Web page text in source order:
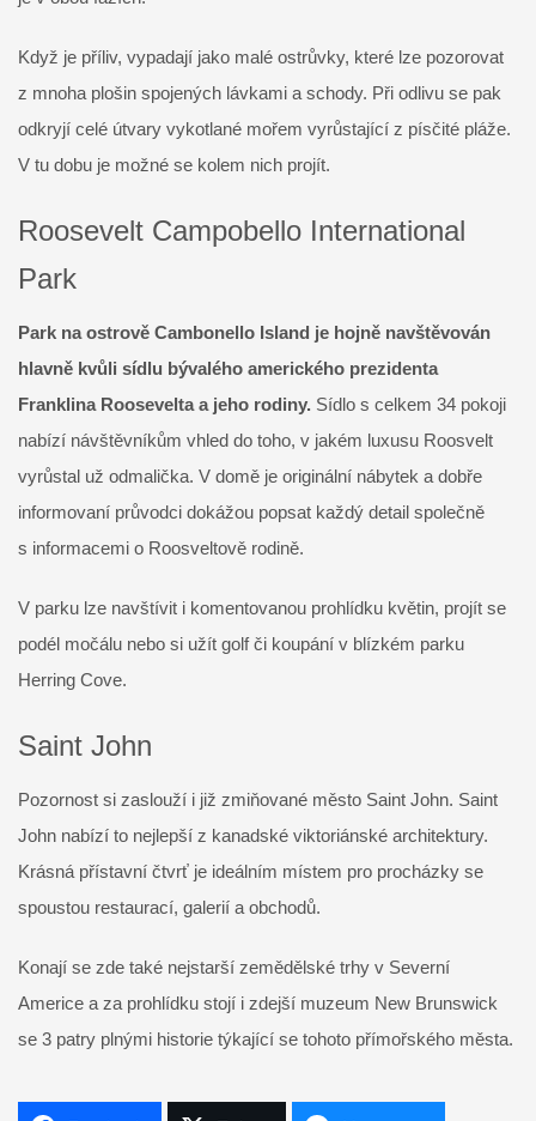
Když je příliv, vypadají jako malé ostrůvky, které lze pozorovat
z mnoha plošin spojených lávkami a schody. Při odlivu se pak
odkryjí celé útvary vykotlané mořem vyrůstající z písčité pláže.
V tu dobu je možné se kolem nich projít.
Roosevelt Campobello International
Park
Park na ostrově Cambonello Island je hojně navštěvován
hlavně kvůli sídlu bývalého amerického prezidenta
Franklina Roosevelta a jeho rodiny. Sídlo s celkem 34 pokoji
nabízí návštěvníkům vhled do toho, v jakém luxusu Roosvelt
vyrůstal už odmalička. V domě je originální nábytek a dobře
informovaní průvodci dokážou popsat každý detail společně
s informacemi o Roosveltově rodině.
V parku lze navštívit i komentovanou prohlídku květin, projít se
podél močálu nebo si užít golf či koupání v blízkém parku
Herring Cove.
Saint John
Pozornost si zaslouží i již zmiňované město Saint John. Saint
John nabízí to nejlepší z kanadské viktoriánské architektury.
Krásná přístavní čtvrť je ideálním místem pro procházky se
spoustou restaurací, galerií a obchodů.
Konají se zde také nejstarší zemědělské trhy v Severní
Americe a za prohlídku stojí i zdejší muzeum New Brunswick
se 3 patry plnými historie týkající se tohoto přímořského města.